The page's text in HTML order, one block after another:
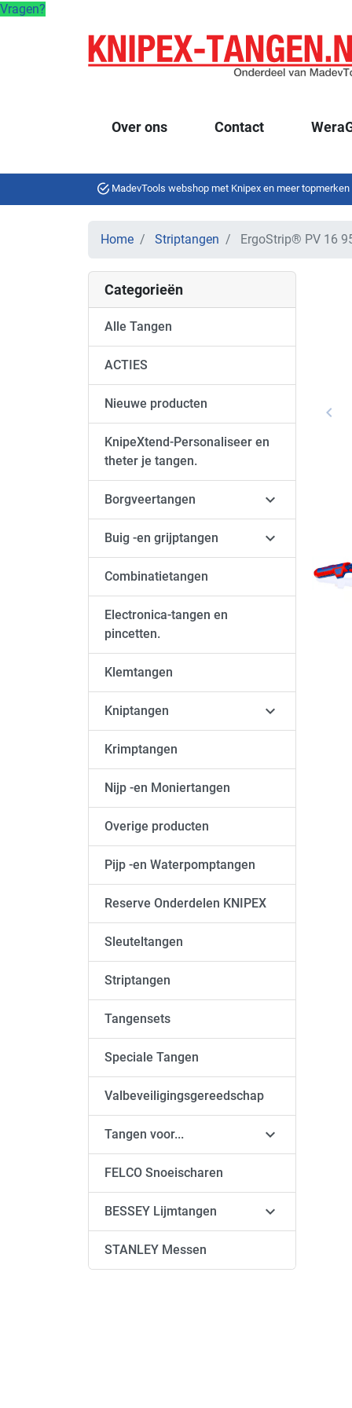
Vragen?
Over ons Contact
MadevTools webshop met Knipex en meer topmerken
Home Striptangen ErgoStrip® PV 16
Categorieën
Alle Tangen
ACTIES
Nieuwe producten
KnipeXtend-Personaliseer en
theter je tangen.
Borgveertangen 
Buig -en grijptangen 
Combinatietangen
Electronica-tangen en
pincetten.
Klemtangen
Kniptangen 
Krimptangen
Nijp -en Moniertangen
Overige producten
Pijp -en Waterpomptangen
Reserve Onderdelen KNIPEX
Sleuteltangen
Striptangen
Tangensets
Speciale Tangen
Valbeveiligingsgereedschap
Tangen voor... 
FELCO Snoeischaren
BESSEY Lijmtangen 
STANLEY Messen
keyboard_arrow_left